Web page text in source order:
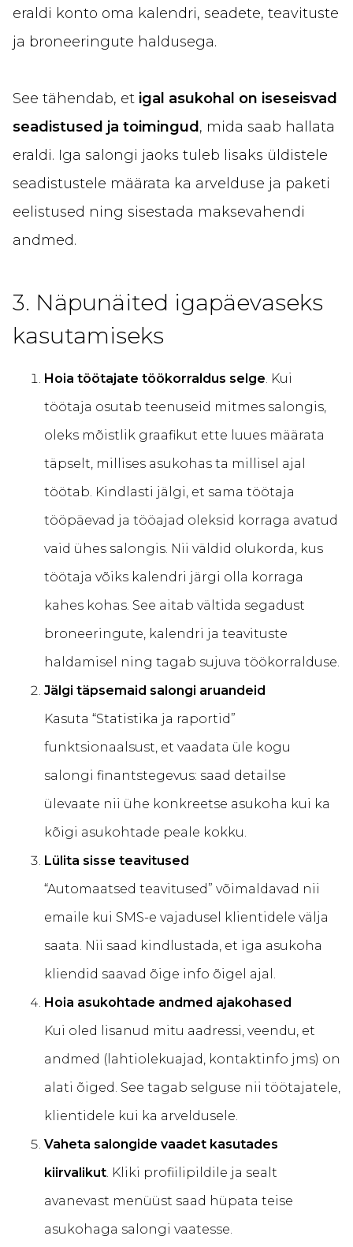
eraldi konto oma kalendri, seadete, teavituste
ja broneeringute haldusega.
See tähendab, et igal asukohal on iseseisvad
seadistused ja toimingud, mida saab hallata
eraldi. Iga salongi jaoks tuleb lisaks üldistele
seadistustele määrata ka arvelduse ja paketi
eelistused ning sisestada maksevahendi
andmed.
3. Näpunäited igapäevaseks
kasutamiseks
Hoia töötajate töökorraldus selge. Kui
töötaja osutab teenuseid mitmes salongis,
oleks mõistlik graafikut ette luues määrata
täpselt, millises asukohas ta millisel ajal
töötab. Kindlasti jälgi, et sama töötaja
tööpäevad ja tööajad oleksid korraga avatud
vaid ühes salongis. Nii väldid olukorda, kus
töötaja võiks kalendri järgi olla korraga
kahes kohas. See aitab vältida segadust
broneeringute, kalendri ja teavituste
haldamisel ning tagab sujuva töökorralduse.
Jälgi täpsemaid salongi aruandeid
Kasuta “Statistika ja raportid”
funktsionaalsust, et vaadata üle kogu
salongi finantstegevus: saad detailse
ülevaate nii ühe konkreetse asukoha kui ka
kõigi asukohtade peale kokku.
Lülita sisse teavitused
“Automaatsed teavitused” võimaldavad nii
emaile kui SMS-e vajadusel klientidele välja
saata. Nii saad kindlustada, et iga asukoha
kliendid saavad õige info õigel ajal.
Hoia asukohtade andmed ajakohased
Kui oled lisanud mitu aadressi, veendu, et
andmed (lahtiolekuajad, kontaktinfo jms) on
alati õiged. See tagab selguse nii töötajatele,
klientidele kui ka arveldusele.
Vaheta salongide vaadet kasutades
kiirvalikut. Kliki profiilipildile ja sealt
avanevast menüüst saad hüpata teise
asukohaga salongi vaatesse.